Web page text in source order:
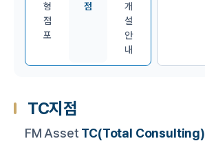
형
점
포
점
개
설
안
내
TC지점
FM Asset TC(Total Consulting)